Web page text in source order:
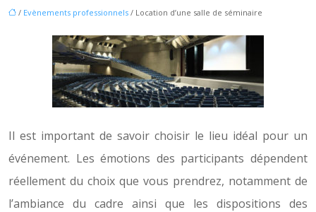
/ Evènements professionnels / Location d’une salle de séminaire
Il est important de savoir choisir le lieu idéal pour un
événement. Les émotions des participants dépendent
réellement du choix que vous prendrez, notamment de
l’ambiance du cadre ainsi que les dispositions des